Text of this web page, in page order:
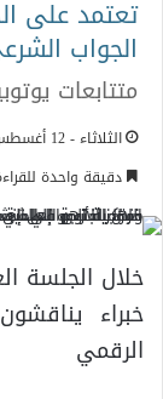
تعتمد على
الجواب
متتابعات
الثلاثاء - 12 أغسطس 2025
دقيقة واحدة
خلال الجلسة
خبراء
الرقمي